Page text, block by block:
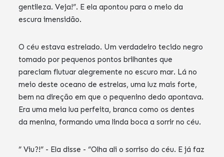
gentileza. Veja!”. E ela apontou para o meio da
escura imensidão.
O céu estava estrelado. Um verdadeiro tecido negro
tomado por pequenos pontos brilhantes que
pareciam flutuar alegremente no escuro mar. Lá no
meio deste oceano de estrelas, uma luz mais forte,
bem na direção em que o pequenino dedo apontava.
Era uma meia lua perfeita, branca como os dentes
da menina, formando uma linda boca a sorrir no céu.
” Viu?!” - Ela disse - “Olha ali o sorriso do céu. E já faz